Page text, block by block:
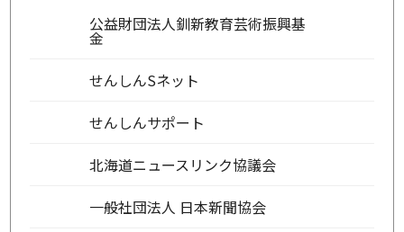
公益財団法人釧新教育芸術振興基
金
せんしんSネット
せんしんサポート
北海道ニュースリンク協議会
一般社団法人 日本新聞協会